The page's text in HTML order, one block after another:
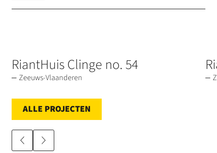
RiantHuis Clinge no. 54
Zeeuws-Vlaanderen
ALLE PROJECTEN